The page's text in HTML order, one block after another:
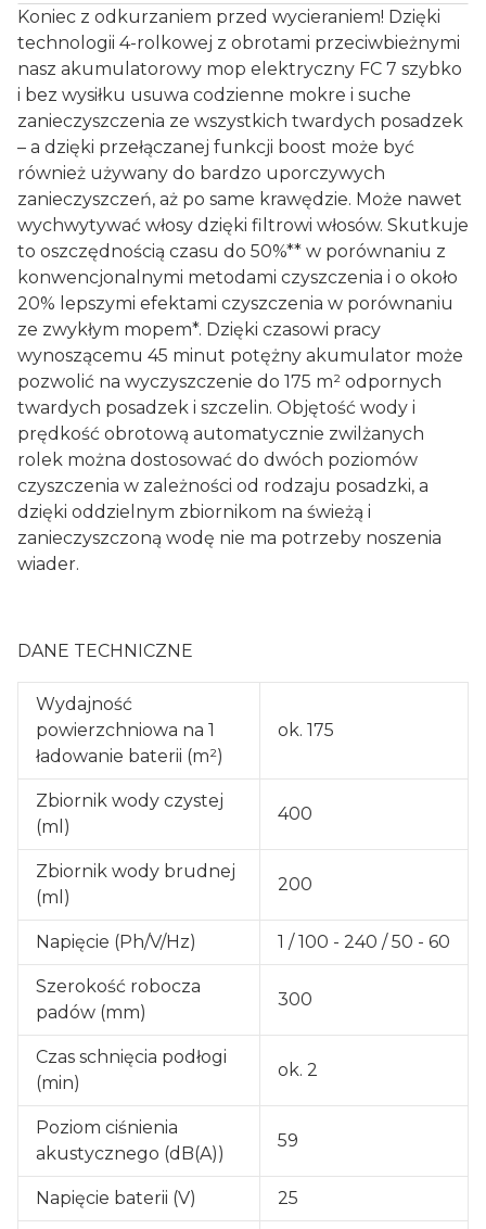
Koniec z odkurzaniem przed wycieraniem! Dzięki
technologii 4-rolkowej z obrotami przeciwbieżnymi
nasz akumulatorowy mop elektryczny FC 7 szybko
i bez wysiłku usuwa codzienne mokre i suche
zanieczyszczenia ze wszystkich twardych posadzek
– a dzięki przełączanej funkcji boost może być
również używany do bardzo uporczywych
zanieczyszczeń, aż po same krawędzie. Może nawet
wychwytywać włosy dzięki filtrowi włosów. Skutkuje
to oszczędnością czasu do 50%** w porównaniu z
konwencjonalnymi metodami czyszczenia i o około
20% lepszymi efektami czyszczenia w porównaniu
ze zwykłym mopem*. Dzięki czasowi pracy
wynoszącemu 45 minut potężny akumulator może
pozwolić na wyczyszczenie do 175 m² odpornych
twardych posadzek i szczelin. Objętość wody i
prędkość obrotową automatycznie zwilżanych
rolek można dostosować do dwóch poziomów
czyszczenia w zależności od rodzaju posadzki, a
dzięki oddzielnym zbiornikom na świeżą i
zanieczyszczoną wodę nie ma potrzeby noszenia
wiader.
DANE TECHNICZNE
Wydajność
powierzchniowa na 1
ładowanie baterii (m²)
ok. 175
Zbiornik wody czystej
(ml)
400
Zbiornik wody brudnej
(ml)
200
Napięcie (Ph/V/Hz) 1 / 100 - 240 / 50 - 60
Szerokość robocza
padów (mm)
300
Czas schnięcia podłogi
(min)
ok. 2
Poziom ciśnienia
akustycznego (dB(A))
59
Napięcie baterii (V) 25